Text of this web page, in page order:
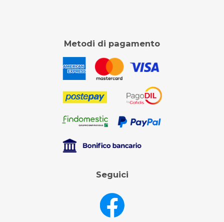
Metodi di pagamento
Seguici